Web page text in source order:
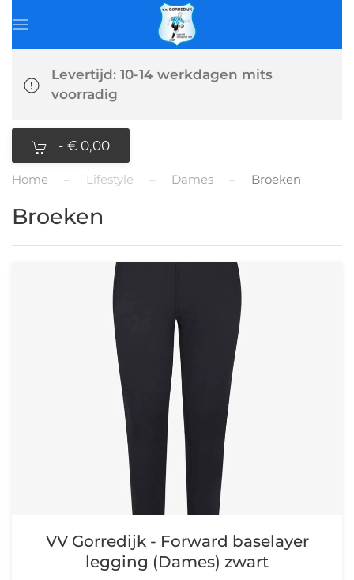
Levertijd: 10-14 werkdagen mits
voorradig
- € 0,00
Home Lifestyle Dames Broeken
Broeken
VV Gorredijk - Forward baselayer
legging (Dames) zwart